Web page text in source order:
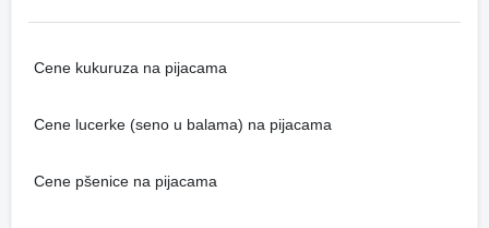
Cene kukuruza na pijacama
Cene lucerke (seno u balama) na pijacama
Cene pšenice na pijacama